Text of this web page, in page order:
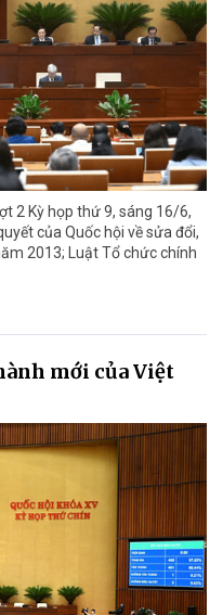
2 Kỳ họp thứ 9, sáng 16/6,
của Quốc hội về sửa đổi,
2013; Luật Tổ chức chính
mới của Việt